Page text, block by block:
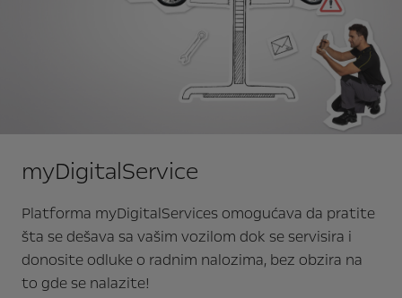
myDigitalService
Platforma myDigitalServices omogućava da pratite
šta se dešava sa vašim vozilom dok se servisira i
donosite odluke o radnim nalozima, bez obzira na
to gde se nalazite!